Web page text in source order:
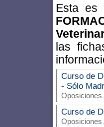
Esta
las
Curso de
- Sólo
Oposiciones
Curso de
Oposiciones